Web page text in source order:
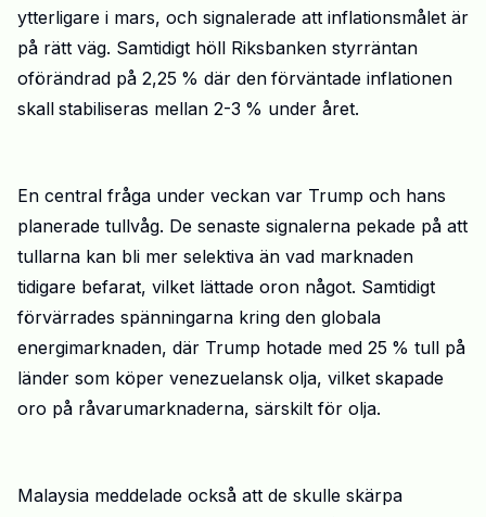
ytterligare i mars, och signalerade att inflationsmålet är
på rätt väg. Samtidigt höll Riksbanken styrräntan
oförändrad på 2,25 % där den förväntade inflationen
skall stabiliseras mellan 2-3 % under året.
En central fråga under veckan var Trump och hans
planerade tullvåg. De senaste signalerna pekade på att
tullarna kan bli mer selektiva än vad marknaden
tidigare befarat, vilket lättade oron något. Samtidigt
förvärrades spänningarna kring den globala
energimarknaden, där Trump hotade med 25 % tull på
länder som köper venezuelansk olja, vilket skapade
oro på råvarumarknaderna, särskilt för olja.
Malaysia meddelade också att de skulle skärpa